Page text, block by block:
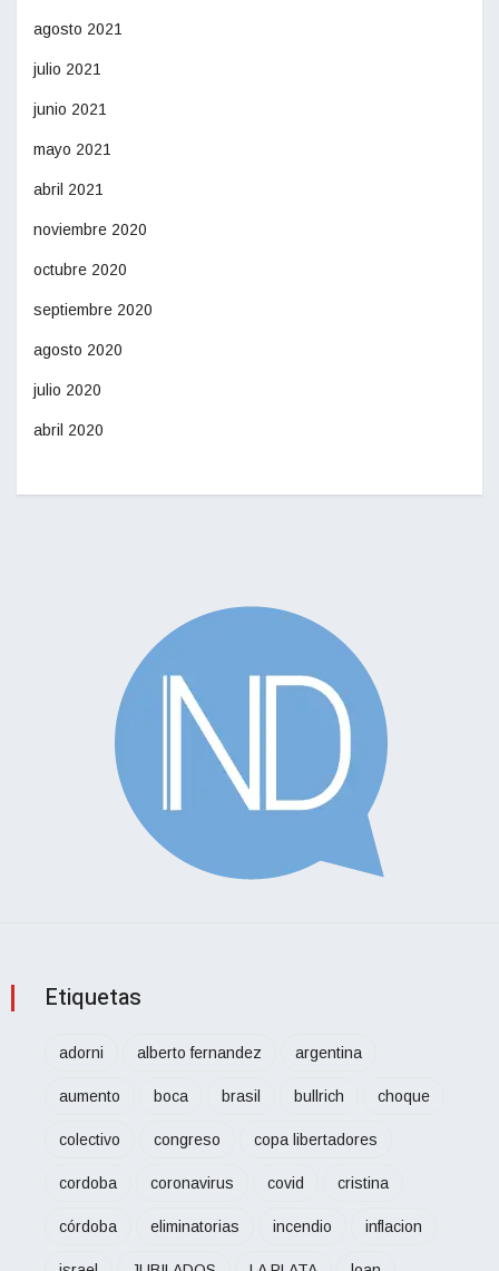
agosto 2021
julio 2021
junio 2021
mayo 2021
abril 2021
noviembre 2020
octubre 2020
septiembre 2020
agosto 2020
julio 2020
abril 2020
Etiquetas
adorni alberto fernandez argentina
aumento boca brasil bullrich choque
colectivo congreso copa libertadores
cordoba coronavirus covid cristina
córdoba eliminatorias incendio inflacion